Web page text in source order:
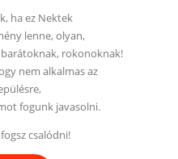
ha ez Nektek
lenne, olyan,
rokonoknak!
nem alkalmas az
fogunk javasolni.
csalódni!